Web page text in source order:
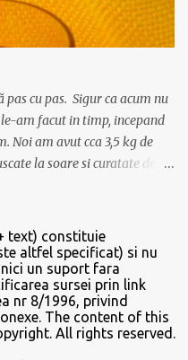
o palmă. Apoi se pune
împrejurul vasului cu un
aluat se pune și în partea de
ridică înspre țe...
pas cu pas. Sigur ca acum nu
am facut in timp, incepand
Noi am avut cca 3,5 kg de
la soare si curatate de
timp cateva
siropul de coarne. In
sirop, in ce proportie
de tip lichior, si atunci se
sirop, sau daca vreti o
si atunci amestecati 3/4
text) constituie
altfel specificat) si nu
un suport fara
sursei prin link
nr 8/1996, privind
The content of this
All rights reserved.